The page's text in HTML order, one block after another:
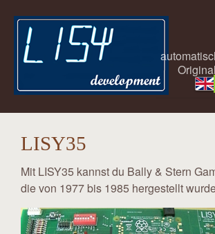
LISY35
Mit LISY35 kannst du Bally & Stern
die von 1977 bis 1985 hergestellt